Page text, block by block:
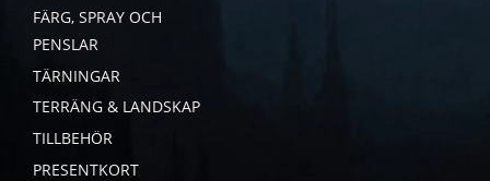
FÄRG, SPRAY OCH
PENSLAR
TÄRNINGAR
TERRÄNG & LANDSKAP
TILLBEHÖR
PRESENTKORT